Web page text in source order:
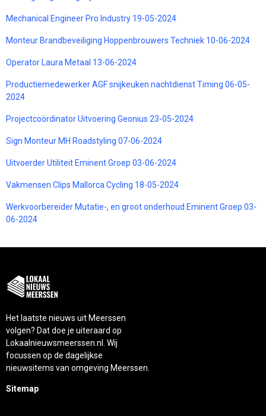
Mechanical Engineer Pro Industry 19-05-2024
Monteur Brandbeveiliging Hoppenbrouwers Techniek 10-06-2024
Operator Laura Metaal 13-06-2024
Productiemedewerker AGF snijkeuken nachtdienst Timing 06-05-
2024
Projectcoördinator Uitvoering Geonius 23-05-2024
Sign Monteur MH Roadstyling 07-06-2024
Uitvoerder Utiliteit Eminent Groep 03-06-2024
Vakmensen Clips Mallorca Cycling 18-05-2024
Werkvoorbereider Mutatie-, en groot onderhoud Eminent Groep 03-
06-2024
Het laatste nieuws uit Meerssen
volgen? Dat doe je uiteraard op
Lokaalnieuwsmeerssen.nl. Wij
focussen op de dagelijkse
nieuwsitems van omgeving Meerssen.
Sitemap